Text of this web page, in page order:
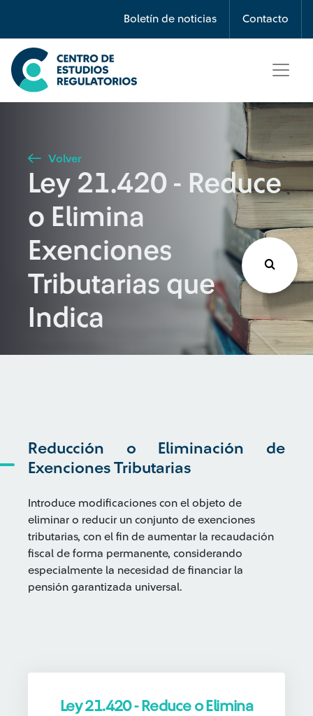
Boletín de noticias Contacto
Búsqueda
Seleccione país
Buscar
Volver
Ley 21.420 - Reduce
o Elimina
Exenciones
Tributarias que
Indica
Reducción o Eliminación de
Exenciones Tributarias
Introduce modificaciones con el objeto de
eliminar o reducir un conjunto de exenciones
tributarias, con el fin de aumentar la recaudación
fiscal de forma permanente, considerando
especialmente la necesidad de financiar la
pensión garantizada universal.
Ley 21.420 - Reduce o Elimina